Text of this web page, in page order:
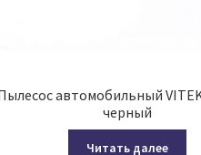
автомобильный
черный
Читать далее